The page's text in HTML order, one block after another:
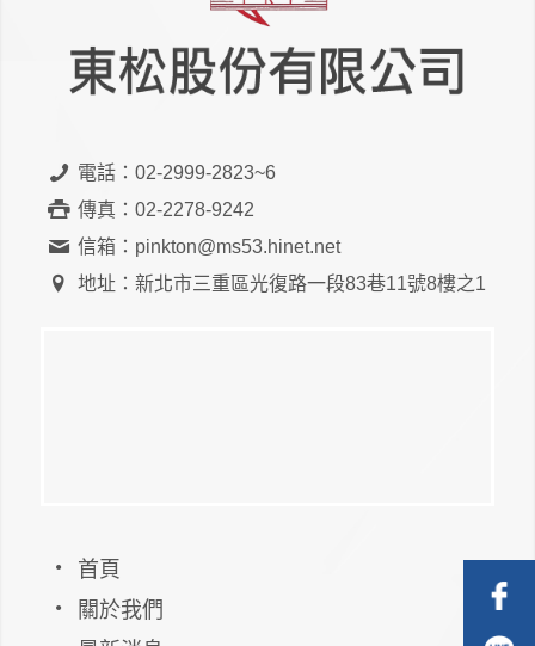
電話：02-2999-2823~6
傳真：02-2278-9242
信箱：pinkton@ms53.hinet.net
地址：新北市三重區光復路一段83巷11號8樓之1
首頁
關於我們